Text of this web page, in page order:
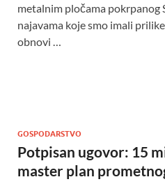
metalnim pločama pokrpanog
najavama koje smo imali
obnovi …
GOSPODARSTVO
Potpisan ugovor: 15
master plan